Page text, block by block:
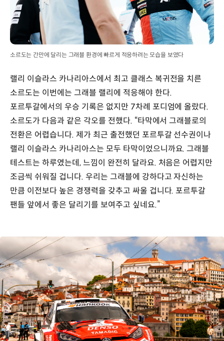
소르도는 간만에 달리는 그래블 환경에 빠르게 적응하려는 모습을 보였다
랠리 이슬라스 카나리아스에서 최고 클래스 복귀전을 치른
소르도는 이번에는 그래블 랠리에 적응해야 한다.
포르투갈에서의 우승 기록은 없지만 7차례 포디엄에 올랐다.
소르도가 다음과 같은 각오를 전했다. “타막에서 그래블로의
전환은 어렵습니다. 제가 최근 출전했던 포르투갈 선수권이나
랠리 이슬라스 카나리아스는 모두 타막이었으니까요. 그래블
테스트는 하루였는데, 느낌이 완전히 달라요. 처음은 어렵지만
조금씩 쉬워질 겁니다. 우리는 그래블에 강하다고 자신하는
만큼 이전보다 높은 경쟁력을 갖추고 싸울 겁니다. 포르투갈
팬들 앞에서 좋은 달리기를 보여주고 싶네요.”